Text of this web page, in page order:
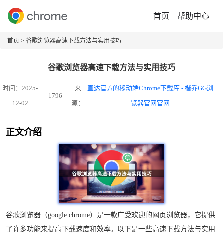
首页 帮助中心
首页 > 谷歌浏览器高速下载方法与实用技巧
谷歌浏览器高速下载方法与实用技巧
时间：2025-
12-02
1796
来
源：
直达官方的移动端Chrome下载库 - 楷乔GG浏
览器官网官网
正文介绍
谷歌浏览器（google chrome）是一款广受欢迎的网页浏览器，它提供
了许多功能来提高下载速度和效率。以下是一些高速下载方法与实用